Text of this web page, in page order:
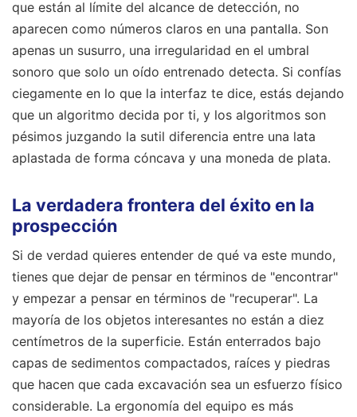
que están al límite del alcance de detección, no
aparecen como números claros en una pantalla. Son
apenas un susurro, una irregularidad en el umbral
sonoro que solo un oído entrenado detecta. Si confías
ciegamente en lo que la interfaz te dice, estás dejando
que un algoritmo decida por ti, y los algoritmos son
pésimos juzgando la sutil diferencia entre una lata
aplastada de forma cóncava y una moneda de plata.
La verdadera frontera del éxito en la
prospección
Si de verdad quieres entender de qué va este mundo,
tienes que dejar de pensar en términos de "encontrar"
y empezar a pensar en términos de "recuperar". La
mayoría de los objetos interesantes no están a diez
centímetros de la superficie. Están enterrados bajo
capas de sedimentos compactados, raíces y piedras
que hacen que cada excavación sea un esfuerzo físico
considerable. La ergonomía del equipo es más